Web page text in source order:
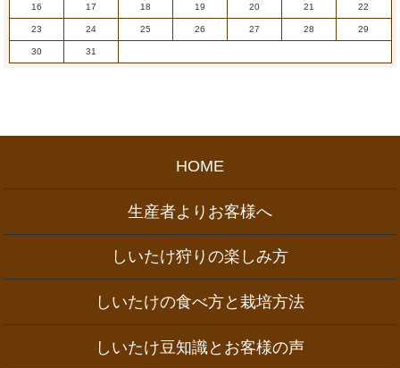
16 17 18 19 20 21 22
23 24 25 26 27 28 29
30 31
HOME
生産者よりお客様へ
しいたけ狩りの楽しみ方
しいたけの食べ方と栽培方法
しいたけ豆知識とお客様の声